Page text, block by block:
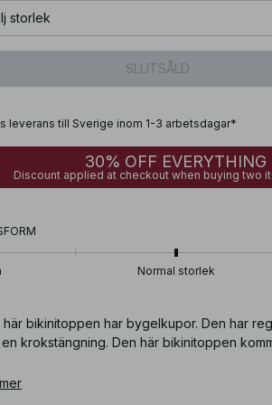
storlek
SLUTSÅLD
leverans till Sverige inom 1-3 arbetsdagar*
30% OFF EVERYTHING
Discount applied at checkout when buying two
Normal storlek
här bikinitoppen har bygelkupor. Den har
krokstängning. Den här bikinitoppen